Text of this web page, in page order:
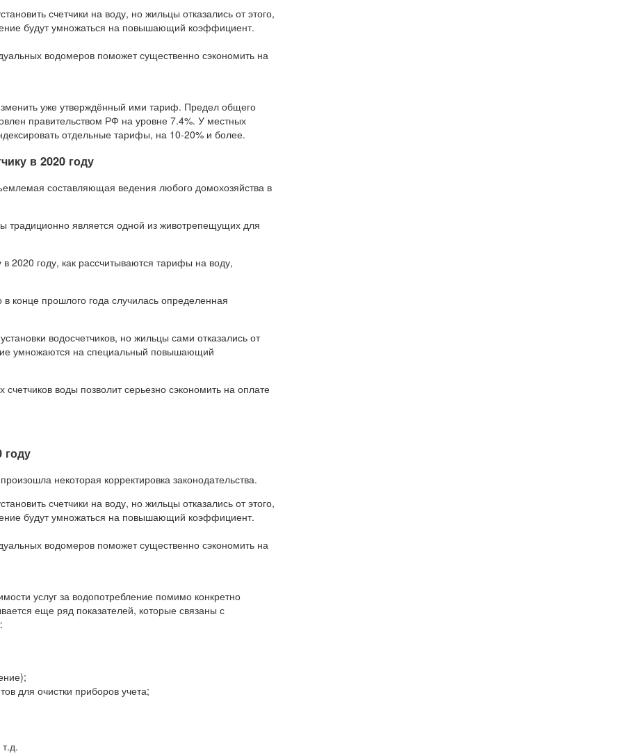
счетчики на воду, но жильцы отказались от этого,
будут умножаться на повышающий коэффициент.
водомеров поможет существенно сэкономить на
уже утверждённый ими тариф. Предел общего
правительством РФ на уровне 7.4%. У местных
отдельные тарифы, на 10-20% и более.
в 2020 году
составляющая ведения любого домохозяйства в
традиционно является одной из животрепещущих для
2020 году, как рассчитываются тарифы на воду,
конце прошлого года случилась определенная
водосчетчиков, но жильцы сами отказались от
умножаются на специальный повышающий
воды позволит серьезно сэкономить на оплате
году
некоторая корректировка законодательства.
счетчики на воду, но жильцы отказались от этого,
будут умножаться на повышающий коэффициент.
водомеров поможет существенно сэкономить на
услуг за водопотребление помимо конкретно
еще ряд показателей, которые связаны с
для очистки приборов учета;